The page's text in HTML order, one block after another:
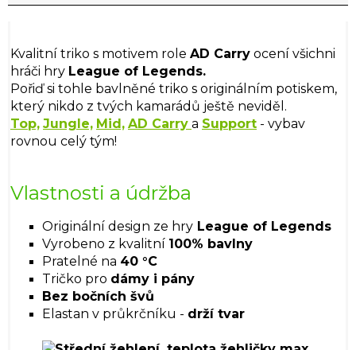
Kvalitní triko s motivem role AD Carry ocení všichni
hráči hry League of Legends.
Pořiď si tohle bavlněné triko s originálním potiskem,
který nikdo z tvých kamarádů ještě neviděl.
Top, Jungle, Mid, AD Carry a Support - vybav
rovnou celý tým!
Vlastnosti a údržba
Originální design ze hry League of Legends
Vyrobeno z kvalitní 100% bavlny
Pratelné na 40 °C
Tričko pro dámy i pány
Bez bočních švů
Elastan v průkrčníku - drží tvar